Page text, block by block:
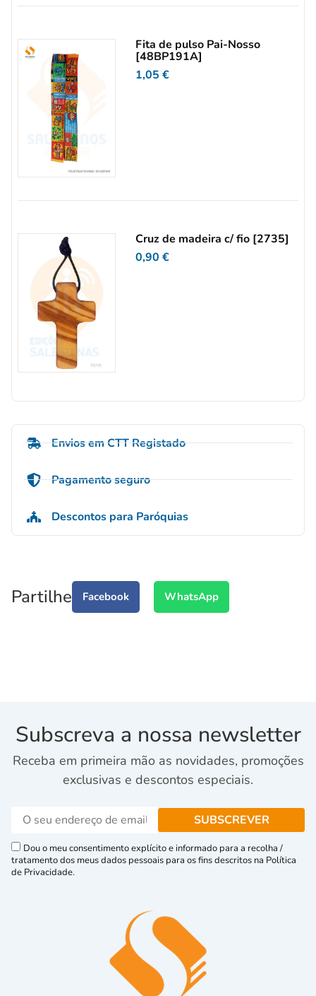
Fita de pulso Pai-Nosso
[48BP191A]
1,05€
Cruz de madeira c/ fio [2735]
0,90€
Envios em CTT Registado
Pagamento seguro
Descontos para Paróquias
Partilhe Facebook WhatsApp
Subscreva a nossa newsletter
Receba em primeira mão as novidades, promoções
exclusivas e descontos especiais.
Dou o meu consentimento explícito e informado para a recolha /
tratamento dos meus dados pessoais para os fins descritos na Política
de Privacidade.